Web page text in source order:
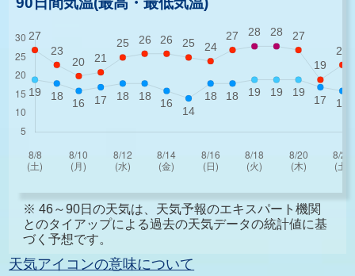
※ 46～90日の天気は、天気予報のエキスパート機関
とのタイアップによる過去の天気データの統計値に基
づく予想です。
天気アイコンの意味について